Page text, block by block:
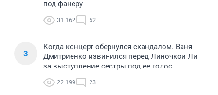
под фанеру
31 162 52
3
Когда концерт обернулся скандалом. Ваня
Дмитриенко извинился перед Линочкой Ли
за выступление сестры под ее голос
22 199 23